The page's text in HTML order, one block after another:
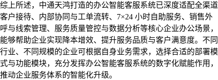
综上所述，中通天鸿打造的办公智能客服系统已深度适配全渠道
客户接待、内部协同与工单流转、7×24 小时自助服务、销售外
呼与线索管理、服务质量管控与数据分析等核心企业办公场景，
能够帮助企业实现降本增效、提升服务品质与客户满意度。不同
行业、不同规模的企业可根据自身业务需求，选择合适的部署模
式与功能模块，充分发挥办公智能客服系统的数字化赋能作用，
推动企业服务体系的智能化升级。